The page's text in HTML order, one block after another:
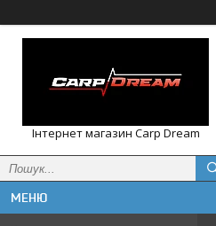
Інтернет магазин Carp Dream